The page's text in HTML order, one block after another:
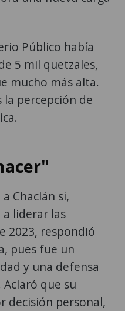
Público había
mucho más alta.
la percepción de
Chaclán si,
respondió
pues fue un
y una defensa
que su
personal,
de los 48
tomadas